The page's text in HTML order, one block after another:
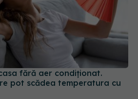
fără aer condiționat.
pot scădea temperatura cu